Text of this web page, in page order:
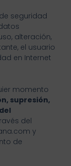
seguridad
alteración,
el usuario
en Internet
momento
supresión,
del
y
de